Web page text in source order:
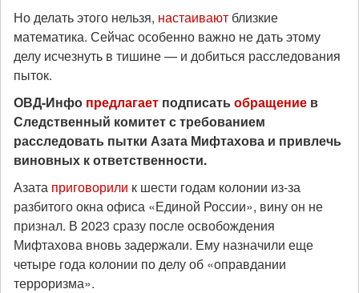
Но делать этого нельзя, настаивают близкие
математика. Сейчас особенно важно не дать этому
делу исчезнуть в тишине — и добиться расследования
пыток.
ОВД-Инфо предлагает подписатьобращение в
Следственный комитет с требованием
расследовать пытки Азата Мифтахова и привлечь
виновных к ответственности.
Азата приговорили к шести годам колонии из-за
разбитого окна офиса «Единой России», вину он не
признал. В 2023 сразу после освобождения
Мифтахова вновь задержали. Ему назначили еще
четыре года колонии по делу об «оправдании
терроризма».